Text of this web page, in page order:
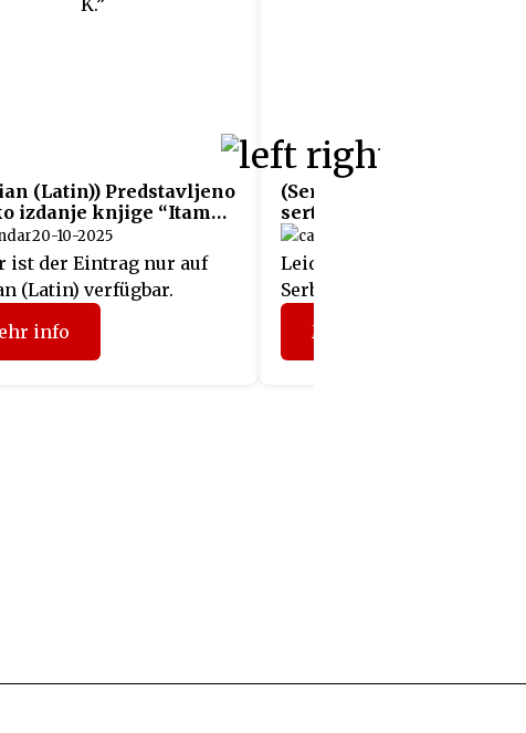
(Latin)) Predstavljeno
izdanje knjige “Itamar
20-10-2025
ist der Eintrag nur auf
(Latin) verfügbar.
info
(Serbian (Latin)) Uručeni
sertifikati učesnicima
projekta „Fit4Austria“
Leider ist der Eintrag nur
Serbian (Latin) verfügbar.
Mehr info